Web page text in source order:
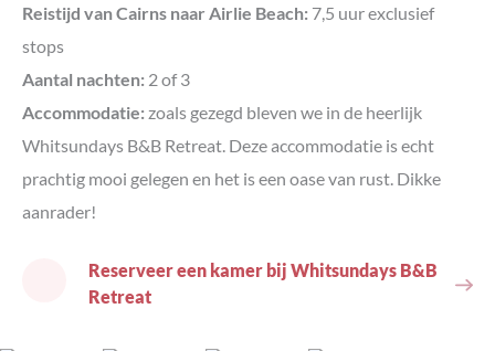
Reistijd van Cairns naar Airlie Beach: 7,5 uur exclusief
stops
Aantal nachten: 2 of 3
Accommodatie: zoals gezegd bleven we in de heerlijk
Whitsundays B&B Retreat. Deze accommodatie is echt
prachtig mooi gelegen en het is een oase van rust. Dikke
aanrader!
Reserveer een kamer bij Whitsundays B&B
Retreat